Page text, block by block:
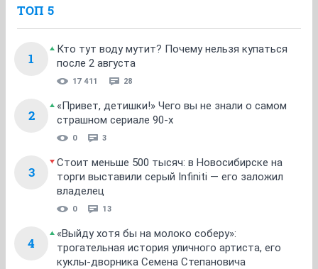
ТОП 5
1
Кто тут воду мутит? Почему нельзя купаться
после 2 августа
17 411 28
2
«Привет, детишки!» Чего вы не знали о самом
страшном сериале 90-х
0 3
3
Стоит меньше 500 тысяч: в Новосибирске на
торги выставили серый Infiniti — его заложил
владелец
0 13
4
«Выйду хотя бы на молоко соберу»:
трогательная история уличного артиста, его
куклы-дворника Семена Степановича